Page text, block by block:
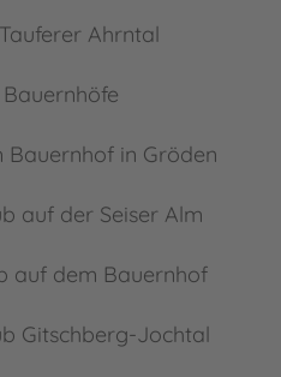
Ahrntal
Bauernhof in Gröden
auf der Seiser Alm
auf dem Bauernhof
Gitschberg-Jochtal